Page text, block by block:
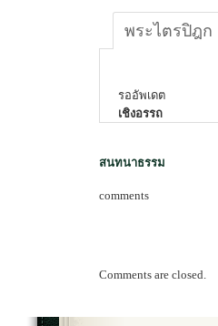
พระไตรปิฎก
รออัพเดต
เชิงอรรถ
สนทนาธรรม
comments
Comments are closed.